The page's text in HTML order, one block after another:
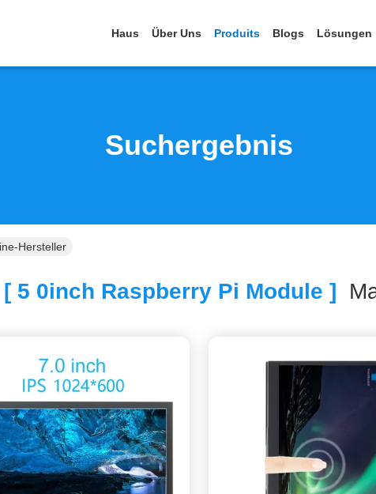
Haus Über Uns Produits Blogs Lösungen
Suchergebnis
Hersteller
[ 5 0inch Raspberry Pi Module ]